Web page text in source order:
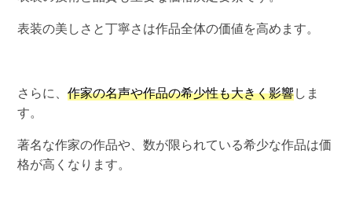
表装の美しさと丁寧さは作品全体の価値を高めます。
さらに、作家の名声や作品の希少性も大きく影響しま
す。
著名な作家の作品や、数が限られている希少な作品は価
格が高くなります。